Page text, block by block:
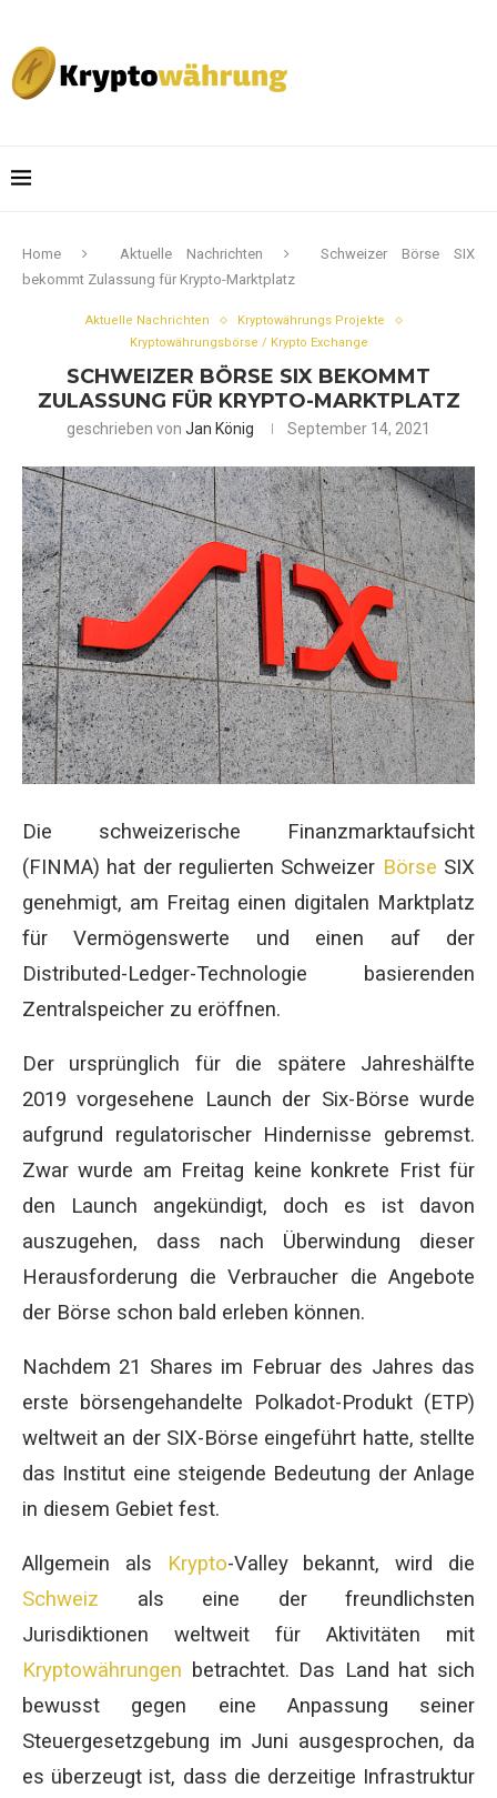
Home Aktuelle Nachrichten
Schweizer Börse SIX
bekommt Zulassung für Krypto-Marktplatz
Aktuelle Nachrichten
Kryptowährungs Projekte
Kryptowährungsbörse / Krypto Exchange
SCHWEIZER BÖRSE SIX BEKOMMT
ZULASSUNG FÜR KRYPTO-MARKTPLATZ
geschrieben von Jan König September 14, 2021
Die schweizerische Finanzmarktaufsicht
(FINMA) hat der regulierten Schweizer Börse SIX
genehmigt, am Freitag einen digitalen Marktplatz
für Vermögenswerte und einen auf der
Distributed-Ledger-Technologie basierenden
Zentralspeicher zu eröffnen.
Der ursprünglich für die spätere Jahreshälfte
2019 vorgesehene Launch der Six-Börse wurde
aufgrund regulatorischer Hindernisse gebremst.
Zwar wurde am Freitag keine konkrete Frist für
den Launch angekündigt, doch es ist davon
auszugehen, dass nach Überwindung dieser
Herausforderung die Verbraucher die Angebote
der Börse schon bald erleben können.
Nachdem 21 Shares im Februar des Jahres das
erste börsengehandelte Polkadot-Produkt (ETP)
weltweit an der SIX-Börse eingeführt hatte, stellte
das Institut eine steigende Bedeutung der Anlage
in diesem Gebiet fest.
Allgemein als Krypto-Valley bekannt, wird die
Schweiz als eine der freundlichsten
Jurisdiktionen weltweit für Aktivitäten mit
Kryptowährungen betrachtet. Das Land hat sich
bewusst gegen eine Anpassung seiner
Steuergesetzgebung im Juni ausgesprochen, da
es überzeugt ist, dass die derzeitige Infrastruktur